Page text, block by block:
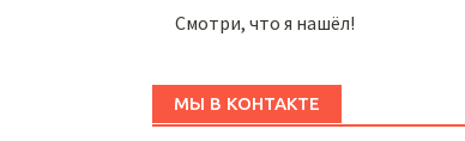
Смотри, что я нашёл!
МЫ В КОНТАКТЕ